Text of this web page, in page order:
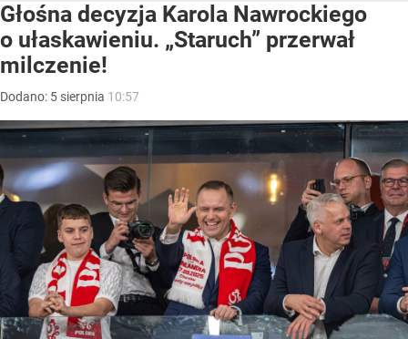
Głośna decyzja Karola Nawrockiego
o ułaskawieniu. „Staruch” przerwał
milczenie!
Dodano: 5 sierpnia 10:57